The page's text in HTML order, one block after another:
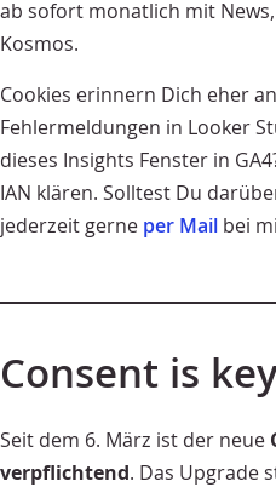
ab sofort monatlich mit
Kosmos.
Cookies erinnern Dich eher
Fehlermeldungen in Looker
dieses Insights Fenster in
IAN klären. Solltest Du
jederzeit gerne per Mail bei
Consent is
Seit dem 6. März ist der neue
verpflichtend. Das Upgrade